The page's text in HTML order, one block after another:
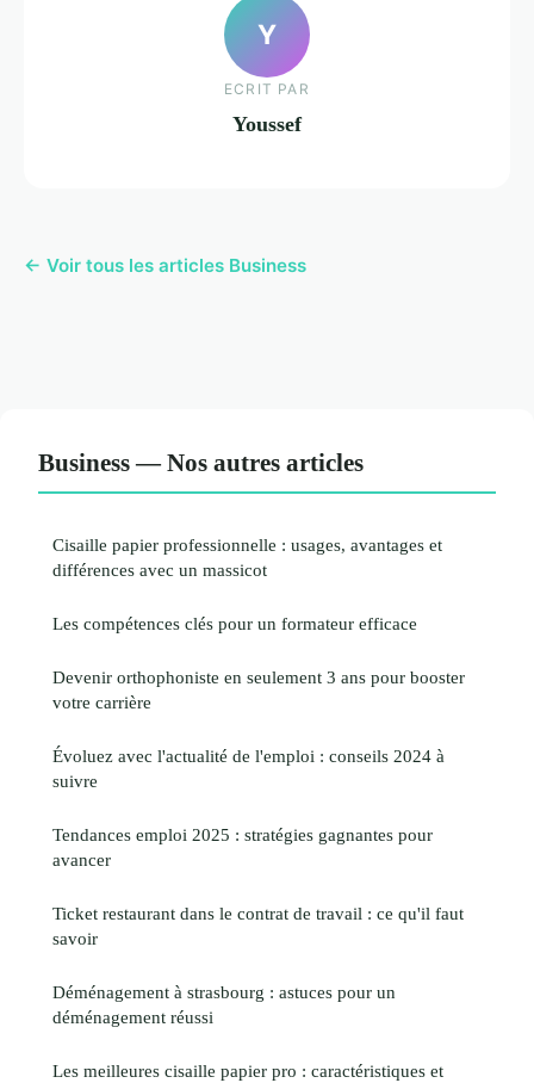
Y
ECRIT PAR
Youssef
← Voir tous les articles Business
Business — Nos autres articles
Cisaille papier professionnelle : usages, avantages et
différences avec un massicot
Les compétences clés pour un formateur efficace
Devenir orthophoniste en seulement 3 ans pour booster
votre carrière
Évoluez avec l'actualité de l'emploi : conseils 2024 à
suivre
Tendances emploi 2025 : stratégies gagnantes pour
avancer
Ticket restaurant dans le contrat de travail : ce qu'il faut
savoir
Déménagement à strasbourg : astuces pour un
déménagement réussi
Les meilleures cisaille papier pro : caractéristiques et